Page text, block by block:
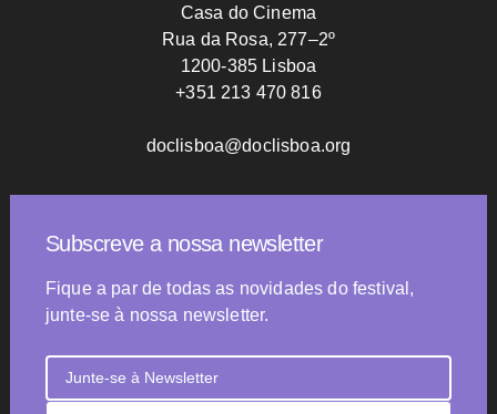
Casa do Cinema
Rua da Rosa, 277–2º
1200-385 Lisboa
+351 213 470 816
doclisboa@doclisboa.org
Subscreve a nossa newsletter
Fique a par de todas as novidades do festival,
junte-se à nossa newsletter.